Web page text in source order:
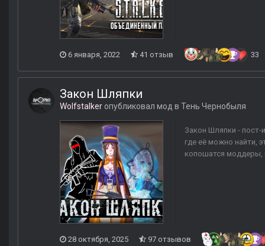
6 января, 2022 41 отзыв 33
Закон Шляпки
Wolfstalker опубликовал мод в Тень Чернобыля
Закон Шляпки - пост-
где её можно найти,
копошатся моддеры,
28 октября, 2025 97 отзывов